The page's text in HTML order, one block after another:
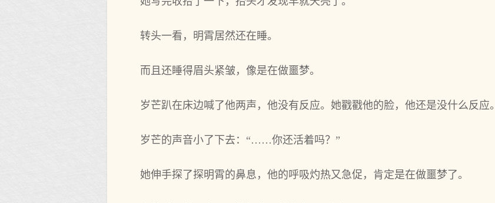
转头一看，明霄居然还在睡。
而且还睡得眉头紧皱，像是在做噩梦。
岁芒趴在床边喊了他两声，他没有反应。她戳戳他的脸，他还是没什么反应。
岁芒的声音小了下去：“……你还活着吗？”
她伸手探了探明霄的鼻息，他的呼吸灼热又急促，肯定是在做噩梦了。